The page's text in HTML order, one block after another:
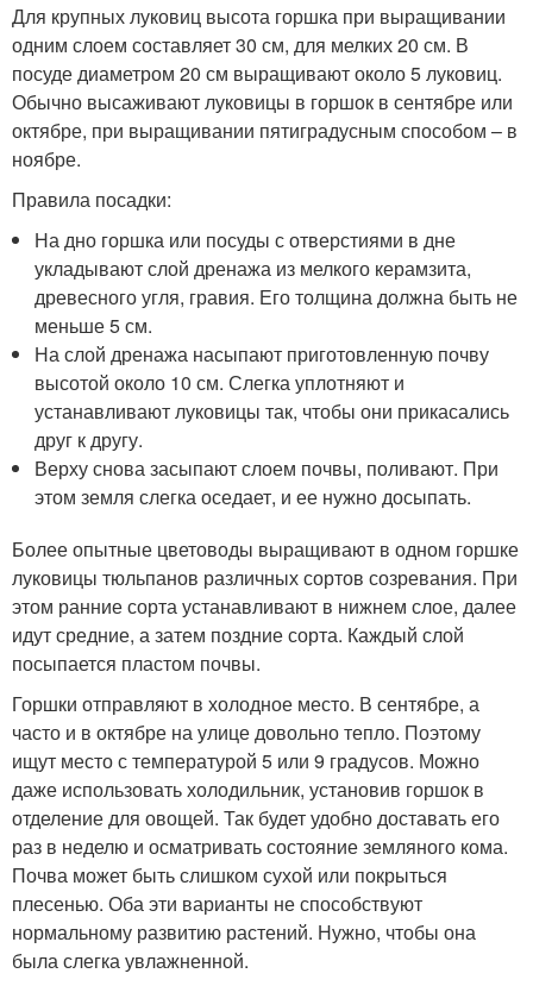
Для крупных луковиц высота горшка при выращивании
одним слоем составляет 30 см, для мелких 20 см. В
посуде диаметром 20 см выращивают около 5 луковиц.
Обычно высаживают луковицы в горшок в сентябре или
октябре, при выращивании пятиградусным способом – в
ноябре.
Правила посадки:
На дно горшка или посуды с отверстиями в дне
укладывают слой дренажа из мелкого керамзита,
древесного угля, гравия. Его толщина должна быть не
меньше 5 см.
На слой дренажа насыпают приготовленную почву
высотой около 10 см. Слегка уплотняют и
устанавливают луковицы так, чтобы они прикасались
друг к другу.
Верху снова засыпают слоем почвы, поливают. При
этом земля слегка оседает, и ее нужно досыпать.
Более опытные цветоводы выращивают в одном горшке
луковицы тюльпанов различных сортов созревания. При
этом ранние сорта устанавливают в нижнем слое, далее
идут средние, а затем поздние сорта. Каждый слой
посыпается пластом почвы.
Горшки отправляют в холодное место. В сентябре, а
часто и в октябре на улице довольно тепло. Поэтому
ищут место с температурой 5 или 9 градусов. Можно
даже использовать холодильник, установив горшок в
отделение для овощей. Так будет удобно доставать его
раз в неделю и осматривать состояние земляного кома.
Почва может быть слишком сухой или покрыться
плесенью. Оба эти варианты не способствуют
нормальному развитию растений. Нужно, чтобы она
была слегка увлажненной.